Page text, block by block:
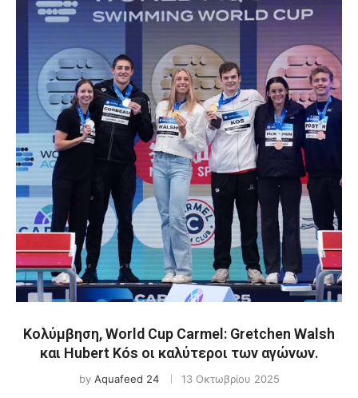
Κολύμβηση, World Cup Carmel: Gretchen Walsh
και Hubert Kós οι καλύτεροι των αγώνων.
by Aquafeed 24 13 Οκτωβρίου 2025